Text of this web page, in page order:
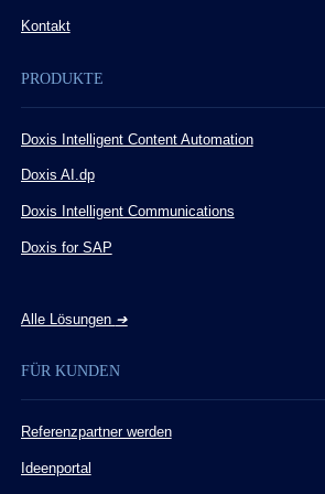
Kontakt
PRODUKTE
Doxis Intelligent Content Automation
Doxis AI.dp
Doxis Intelligent Communications
Doxis for SAP
Alle Lösungen ➔
FÜR KUNDEN
Referenzpartner werden
Ideenportal